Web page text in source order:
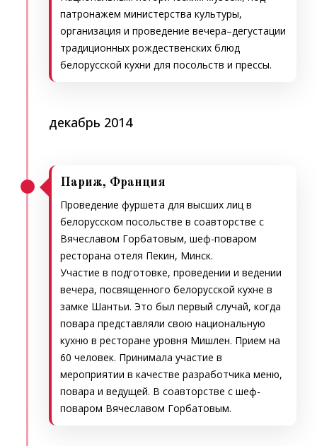
патронажем министерства культуры,
организация и проведение вечера–дегустации
традиционных рождественских блюд
белорусской кухни для посольств и прессы.
декабрь 2014
Париж, Франция
Проведение фуршета для высших лиц в
белорусском посольстве в соавторстве с
Вячеславом Горбатовым, шеф-поваром
ресторана отеля Пекин, Минск.
Участие в подготовке, проведении и ведении
вечера, посвященного белорусской кухне в
замке Шантьи. Это был первый случай, когда
повара представляли свою национальную
кухню в ресторане уровня Мишлен. Прием на
60 человек. Принимала участие в
мероприятии в качестве разработчика меню,
повара и ведущей. В соавторстве с шеф-
поваром Вячеславом Горбатовым.